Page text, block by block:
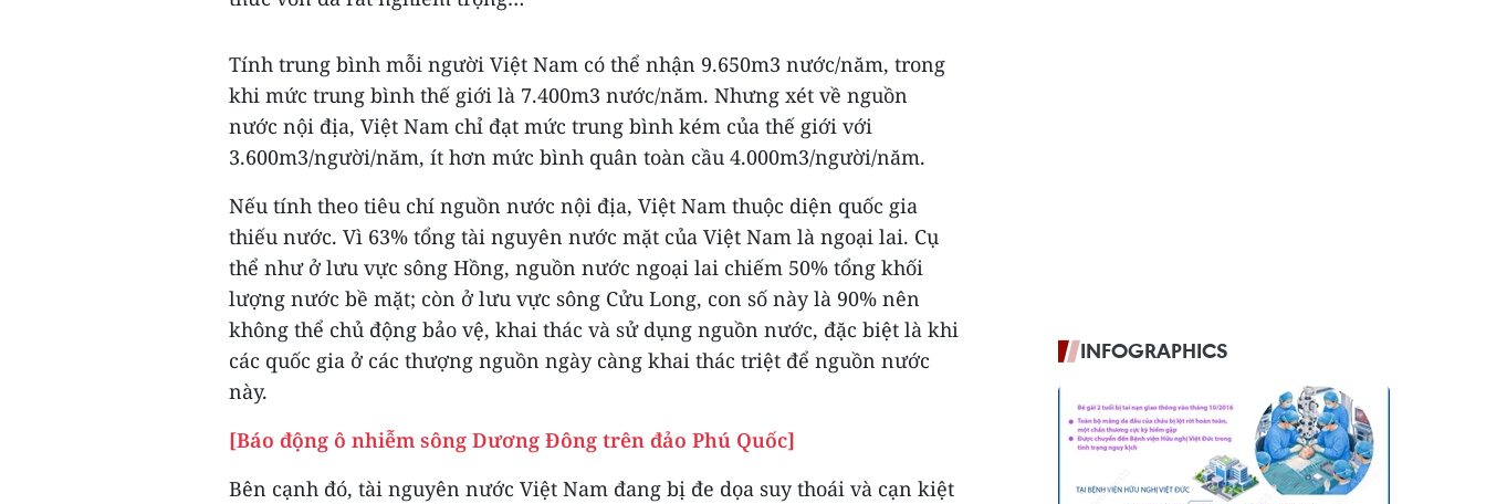
Tính trung bình mỗi người Việt Nam có thể nhận 9.650m3 nước/năm, trong
khi mức trung bình thế giới là 7.400m3 nước/năm. Nhưng xét về nguồn
nước nội địa, Việt Nam chỉ đạt mức trung bình kém của thế giới với
3.600m3/người/năm, ít hơn mức bình quân toàn cầu 4.000m3/người/năm.
Nếu tính theo tiêu chí nguồn nước nội địa, Việt Nam thuộc diện quốc gia
thiếu nước. Vì 63% tổng tài nguyên nước mặt của Việt Nam là ngoại lai. Cụ
thể như ở lưu vực sông Hồng, nguồn nước ngoại lai chiếm 50% tổng khối
lượng nước bề mặt; còn ở lưu vực sông Cửu Long, con số này là 90% nên
không thể chủ động bảo vệ, khai thác và sử dụng nguồn nước, đặc biệt là khi
các quốc gia ở các thượng nguồn ngày càng khai thác triệt để nguồn nước
này.
[Báo động ô nhiễm sông Dương Đông trên đảo Phú Quốc]
Bên cạnh đó, tài nguyên nước Việt Nam đang bị đe dọa suy thoái và cạn kiệt
INFOGRAPHICS